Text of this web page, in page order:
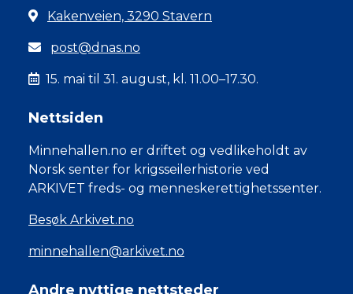
Kakenveien, 3290 Stavern
post@dnas.no
15. mai til 31. august, kl. 11.00–17.30.
Nettsiden
Minnehallen.no er driftet og vedlikeholdt av
Norsk senter for krigsseilerhistorie ved
ARKIVET freds- og menneskerettighetssenter.
Besøk Arkivet.no
minnehallen@arkivet.no
Andre nyttige nettsteder